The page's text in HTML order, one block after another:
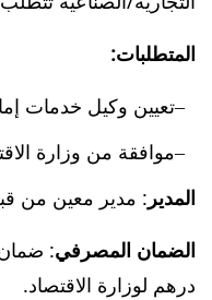
المتطلبات:
تعيين وكيل خدمات
موافقة من وزارة
المدير : مدير معين من
الضمان المصرفي
درهم لوزارة الاقتصاد.